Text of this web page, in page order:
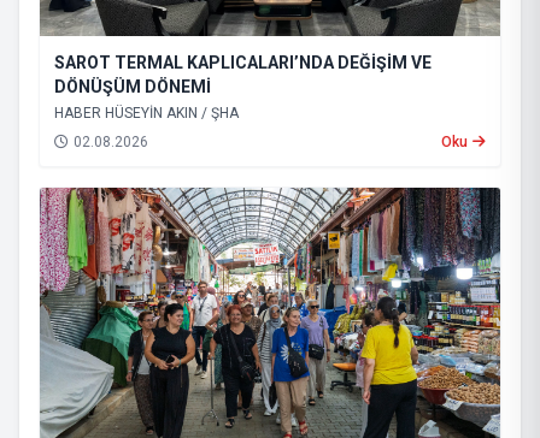
SAROT TERMAL KAPLICALARI’NDA DEĞİŞİM VE
DÖNÜŞÜM DÖNEMİ
HABER HÜSEYİN AKIN / ŞHA
02.08.2026
Oku